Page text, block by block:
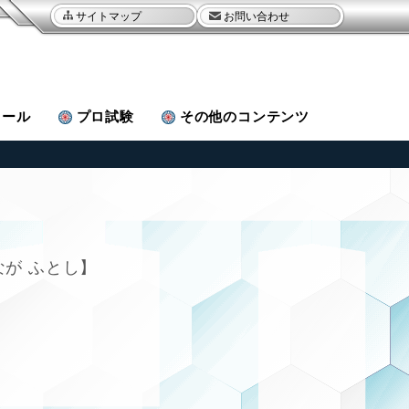
サイトマップ お問い合わせ
ル プロ試験 その他のコンテンツ
が ふとし